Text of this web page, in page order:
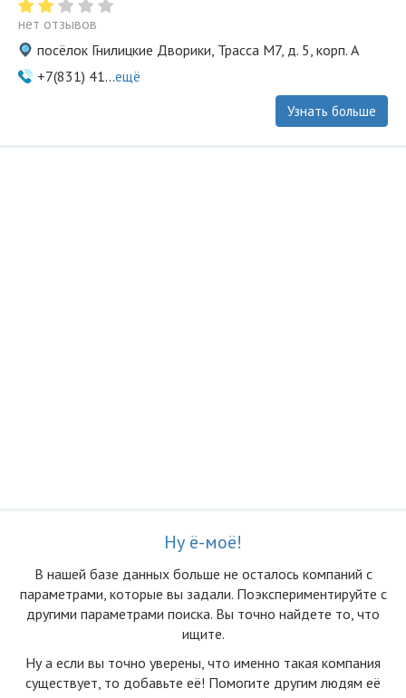
нет отзывов
посёлок Гнилицкие Дворики, Трасса М7, д. 5, корп. А
+7(831) 41...ещё
Узнать больше
Ну ё-моё!
В нашей базе данных больше не осталоcь компаний с
параметрами, которые вы задали. Поэкспериментируйте с
другими параметрами поиска. Вы точно найдете то, что
ищите.
Ну а если вы точно уверены, что именно такая компания
существует, то добавьте её! Помогите другим людям её